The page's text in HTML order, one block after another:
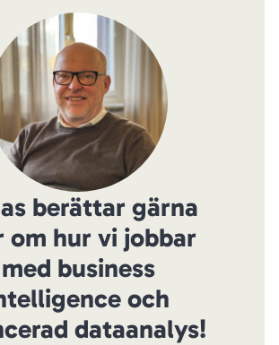
berättar gärna
om hur vi jobbar
med business
och
dataanalys!